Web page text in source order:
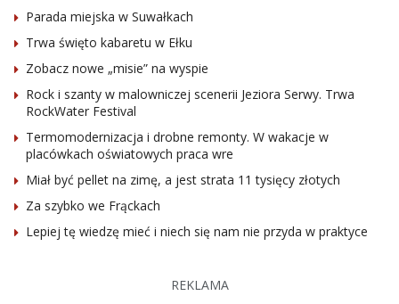
Parada miejska w Suwałkach
Trwa święto kabaretu w Ełku
Zobacz nowe „misie” na wyspie
Rock i szanty w malowniczej scenerii Jeziora Serwy. Trwa
RockWater Festival
Termomodernizacja i drobne remonty. W wakacje w
placówkach oświatowych praca wre
Miał być pellet na zimę, a jest strata 11 tysięcy złotych
Za szybko we Frąckach
Lepiej tę wiedzę mieć i niech się nam nie przyda w praktyce
REKLAMA